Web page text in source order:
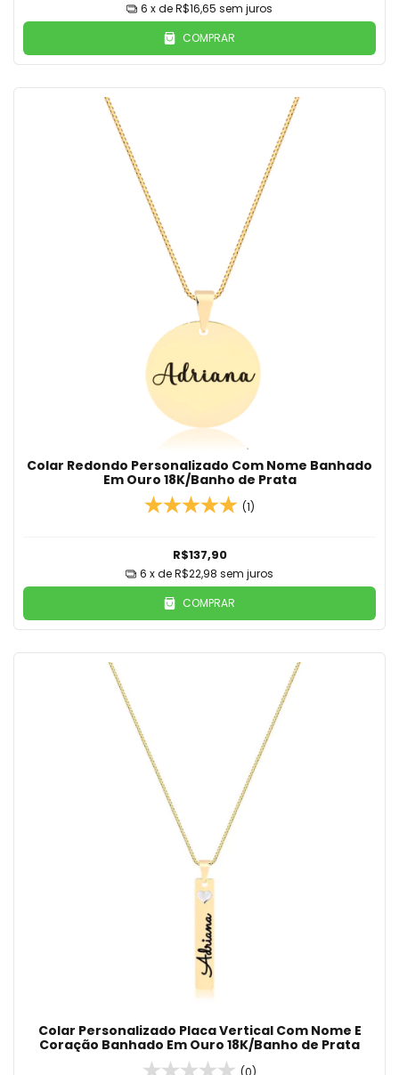
6 x deR$16,65 sem juros
COMPRAR
Colar Redondo Personalizado Com Nome Banhado
Em Ouro 18K/Banho de Prata
(1)
R$137,90
6 x deR$22,98 sem juros
COMPRAR
Colar Personalizado Placa Vertical Com Nome E
Coração Banhado Em Ouro 18K/Banho de Prata